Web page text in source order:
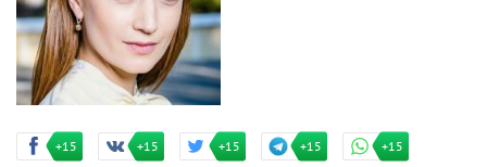
+15 +15 +15 +15 +15